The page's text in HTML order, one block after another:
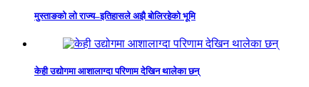
मुस्ताङको लो राज्य–इतिहासले अझै बोलिरहेको भूमि
केही उद्योगमा आशालाग्दा परिणाम देखिन थालेका छन्